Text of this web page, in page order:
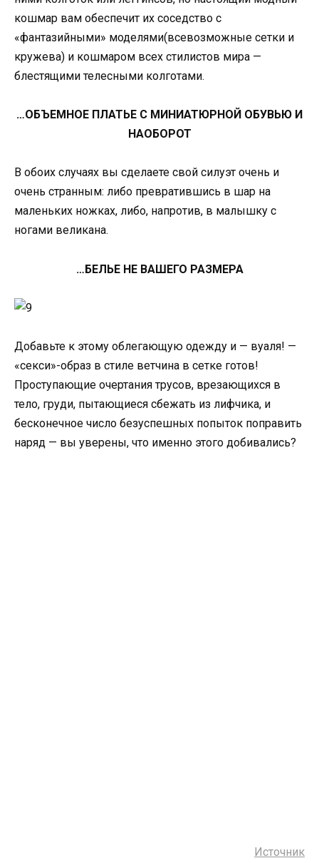
кошмар вам обеспечит их соседство с
«фантазийными» моделями(всевозможные сетки и
кружева) и кошмаром всех стилистов мира —
блестящими телесными колготами.
…ОБЪЕМНОЕ ПЛАТЬЕ С МИНИАТЮРНОЙ ОБУВЬЮ И
НАОБОРОТ
В обоих случаях вы сделаете свой силуэт очень и
очень странным: либо превратившись в шар на
маленьких ножках, либо, напротив, в малышку с
ногами великана.
…БЕЛЬЕ НЕ ВАШЕГО РАЗМЕРА
Добавьте к этому облегающую одежду и — вуаля! —
«секси»-образ в стиле ветчина в сетке готов!
Проступающие очертания трусов, врезающихся в
тело, груди, пытающиеся сбежать из лифчика, и
бесконечное число безуспешных попыток поправить
наряд — вы уверены, что именно этого добивались?
Источник